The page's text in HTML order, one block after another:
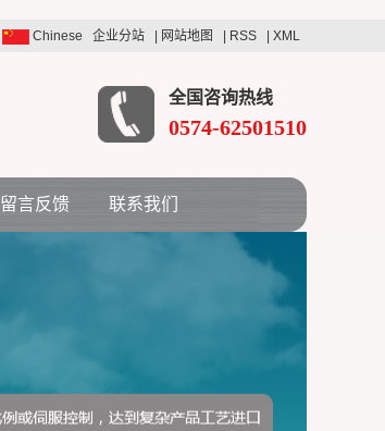
Chinese 企业分站 网站地图 RSS XML
全国咨询热线
0574-62501510
留言反馈 联系我们